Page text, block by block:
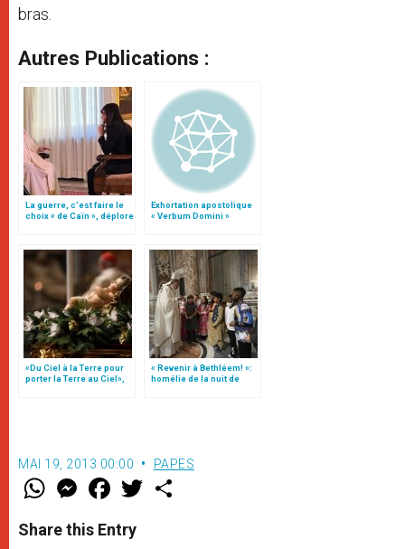
bras.
Autres Publications :
La guerre, c’est faire le
choix « de Caïn », déplore
Exhortation apostolique
« Verbum Domini »
«Du Ciel à la Terre pour
porter la Terre au Ciel»,
« Revenir à Bethléem! »:
homélie de la nuit de
Noël (texte complet)
MAI 19, 2013 00:00 PAPES
W
t
s
M
e
s
e
F
a
e
b
w
Share this Entry